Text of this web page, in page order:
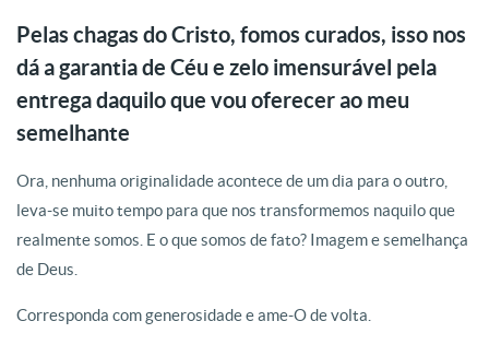
Pelas chagas do Cristo, fomos curados, isso nos
dá a garantia de Céu e zelo imensurável pela
entrega daquilo que vou oferecer ao meu
semelhante
Ora, nenhuma originalidade acontece de um dia para o outro,
leva-se muito tempo para que nos transformemos naquilo que
realmente somos. E o que somos de fato? Imagem e semelhança
de Deus.
Corresponda com generosidade e ame-O de volta.